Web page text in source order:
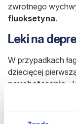
zwrotnego
fluoksetyna.
Leki na
W przypadkach
dziecięcej
psychoterapia .
niewystarczająca
selektywnymi